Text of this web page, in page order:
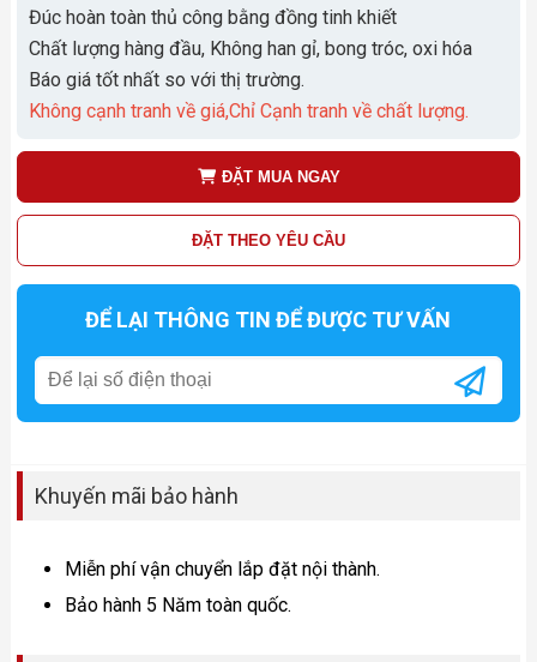
Đúc hoàn toàn thủ công bằng đồng tinh khiết
Chất lượng hàng đầu, Không han gỉ, bong tróc, oxi hóa
Báo giá tốt nhất so với thị trường.
Không cạnh tranh về giá,Chỉ Cạnh tranh về chất lượng.
ĐẶT MUA NGAY
ĐẶT THEO YÊU CẦU
ĐỂ LẠI THÔNG TIN ĐỂ ĐƯỢC TƯ VẤN
Khuyến mãi bảo hành
Miễn phí vận chuyển lắp đặt nội thành.
Bảo hành 5 Năm toàn quốc.